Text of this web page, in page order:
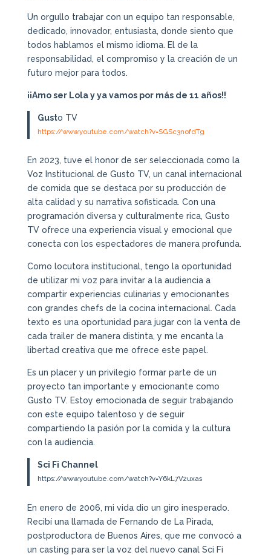
Un orgullo trabajar con un equipo tan responsable,
dedicado, innovador, entusiasta, donde siento que
todos hablamos el mismo idioma. El de la
responsabilidad, el compromiso y la creación de un
futuro mejor para todos.
¡¡Amo ser Lola y ya vamos por más de 11 años!!
Gusto TV
https://www.youtube.com/watch?v=SGSc3nofdTg
En 2023, tuve el honor de ser seleccionada como la
Voz Institucional de Gusto TV, un canal internacional
de comida que se destaca por su producción de
alta calidad y su narrativa sofisticada. Con una
programación diversa y culturalmente rica, Gusto
TV ofrece una experiencia visual y emocional que
conecta con los espectadores de manera profunda.
Como locutora institucional, tengo la oportunidad
de utilizar mi voz para invitar a la audiencia a
compartir experiencias culinarias y emocionantes
con grandes chefs de la cocina internacional. Cada
texto es una oportunidad para jugar con la venta de
cada trailer de manera distinta, y me encanta la
libertad creativa que me ofrece este papel.
Es un placer y un privilegio formar parte de un
proyecto tan importante y emocionante como
Gusto TV. Estoy emocionada de seguir trabajando
con este equipo talentoso y de seguir
compartiendo la pasión por la comida y la cultura
con la audiencia.
Sci Fi Channel
https://www.youtube.com/watch?v=Y6kL7V2uxas
En enero de 2006, mi vida dio un giro inesperado.
Recibí una llamada de Fernando de La Pirada,
postproductora de Buenos Aires, que me convocó a
un casting para ser la voz del nuevo canal Sci Fi